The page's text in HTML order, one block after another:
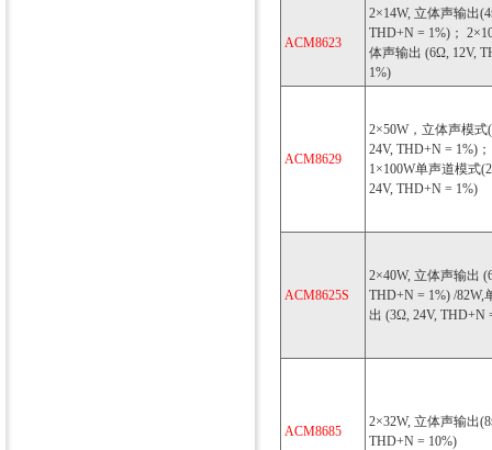
ACM8623
2×14W, 立体声输出
THD+N = 1%)；
体声输出 (6Ω, 12V,
1%)
ACM8629
2×50W，立体声模
24V, THD+N = 1%)
1×100W单声道模式
24V, THD+N = 1%)
ACM8625S
2×40W, 立体声输出
THD+N = 1%) /82W,
出 (3Ω, 24V, THD+N
ACM8685
2×32W, 立体声输出
THD+N = 10%)